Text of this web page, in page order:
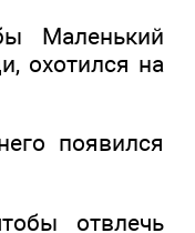
Маленький
охотился на
появился
отвлечь